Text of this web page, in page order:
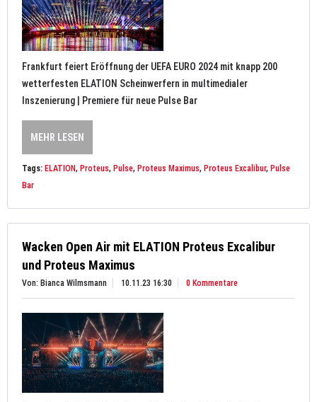
Frankfurt feiert Eröffnung der UEFA EURO 2024 mit knapp 200
wetterfesten ELATION Scheinwerfern in multimedialer
Inszenierung | Premiere für neue Pulse Bar
MEHR LESEN
Tags: ELATION, Proteus, Pulse, Proteus Maximus, Proteus Excalibur, Pulse
Bar
Wacken Open Air mit ELATION Proteus Excalibur
und Proteus Maximus
Von: Bianca Wilmsmann 10.11.23 16:30 0 Kommentare